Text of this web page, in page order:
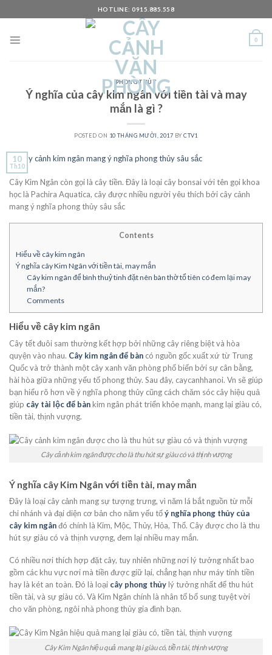
to
HOTLINE: 0915.885.558
0
PHONG THỦY
Ý nghĩa của cây kim ngân với tiền tài và may
mắn là gì ?
POSTED ON 10 THÁNG MƯỜI, 2017 BYCTV1
10
Th10
Cây Kim Ngân còn gọi là cây tiền. Đây là loại cây bonsai với tên gọi khoa
học là Pachira Aquatica, cây được nhiều người yêu thích bởi cây cảnh
mang ý nghĩa phong thủy sâu sắc
Contents
Hiểu về cây kim ngân
Ý nghĩa cây Kim Ngân với tiền tài, may mắn
Cây kim ngân để bình thuỷ tinh đặt nên bàn thờ tổ tiên có đem lại may
mắn?
Comments
Hiểu về cây kim ngân
Cây tết đuôi sam thường kết hợp bởi những cây riêng biệt và hòa
quyện vào nhau. Cây kim ngân để bàn có nguồn gốc xuất xứ từ Trung
Quốc và trở thành một cây xanh văn phòng phổ biến bởi sự cân bằng,
hài hòa giữa những yếu tố phong thủy. Sau đây, caycanhhanoi. Vn sẽ giúp
bạn hiểu rõ hơn về ý nghĩa phong thủy cũng cách chăm sóc cây hiệu quả
giúp cây tài lộc để bànkim ngân phát triển khỏe mạnh, mang lại giàu có,
tiền tài, thịnh vượng.
Cây cảnh kim ngân được cho là thu hút sự giàu có và thịnh vượng
Ý nghĩa cây Kim Ngân với tiền tài, may mắn
Đây là loại cây cảnh mang sự tượng trưng, vì năm lá bắt nguồn từ mỗi
chi nhánh và đại diện cơ bản cho năm yếu tốý nghĩa phong thủy của
cây kim ngânđó chính là Kim, Mộc, Thủy, Hỏa, Thổ. Cây được cho là thu
hút sự giàu có và thịnh vượng, đem lại nhiều may mắn.
Có nhiều nơi thích hợp đặt cây, tuy nhiên những nơi lý tưởng nhất bao
gồm các khu vực nơi mà tiền được giữ lại, chẳng hạn như máy tính tiền
hay là két an toàn. Đó là loại cây phong thủylý tưởng nhất để thu hút
tiền tài, và sự giàu có. Và Kim Ngân chính là nhân tố bổ sung tuyệt vời
cho văn phòng, ngôi nhà phong thủy gia đình bạn.
Cây Kim Ngân hiệu quả mang lại giàu có, tiền tài, thịnh vượng